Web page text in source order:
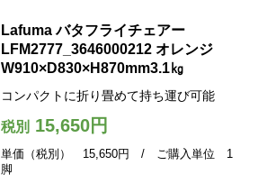
Lafuma バタフライチェアー
LFM2777_3646000212 オレンジ
W910×D830×H870mm3.1㎏
コンパクトに折り畳めて持ち運び可能
税別15,650円
単価（税別） 15,650円 / ご購入単位 1
脚